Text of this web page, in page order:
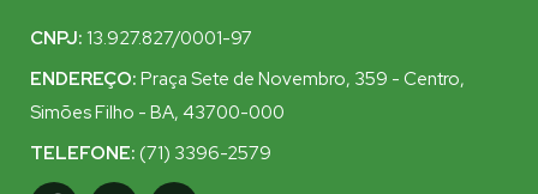
CNPJ: 13.927.827/0001-97
ENDEREÇO: Praça Sete de Novembro, 359 - Centro,
Simões Filho - BA, 43700-000
TELEFONE: (71) 3396-2579